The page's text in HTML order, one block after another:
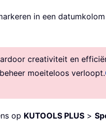
in een
creativiteit en
moeiteloos verloopt.
op KUTOOLS PLUS >